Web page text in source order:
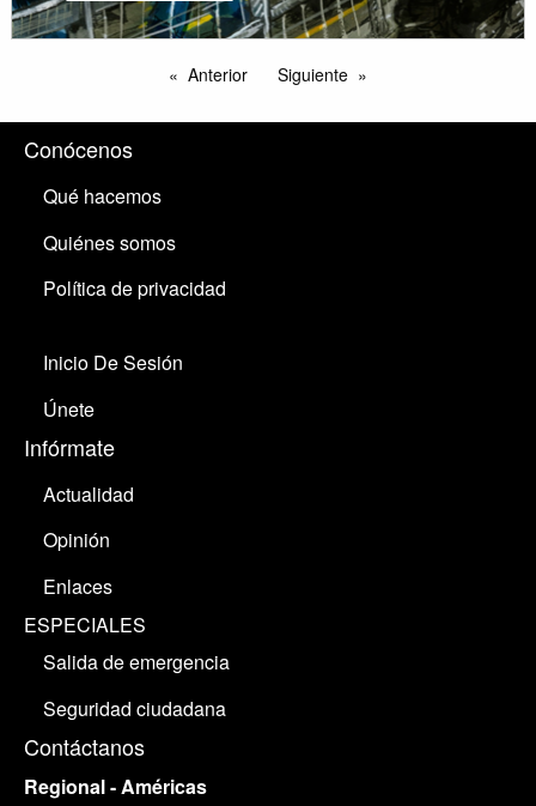
Anterior Siguiente
Conócenos
Qué hacemos
Quiénes somos
Política de privacidad
Inicio De Sesión
Únete
Infórmate
Actualidad
Opinión
Enlaces
ESPECIALES
Salida de emergencia
Seguridad ciudadana
Contáctanos
Regional - Américas